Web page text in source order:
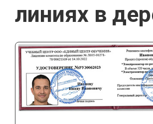
линиях в